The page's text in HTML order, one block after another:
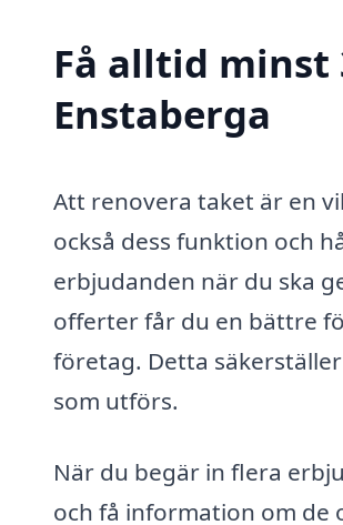
Få alltid
Enstaberga
Att renovera taket är en
också dess funktion och
erbjudanden när du ska
offerter får du en bättre
företag. Detta
som utförs.
När du begär in flera
och få information om de